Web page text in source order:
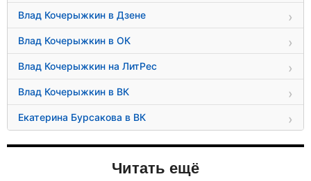
Влад Кочерыжкин в Дзене
Влад Кочерыжкин в ОК
Влад Кочерыжкин на ЛитРес
Влад Кочерыжкин в ВК
Екатерина Бурсакова в ВК
Читать ещё